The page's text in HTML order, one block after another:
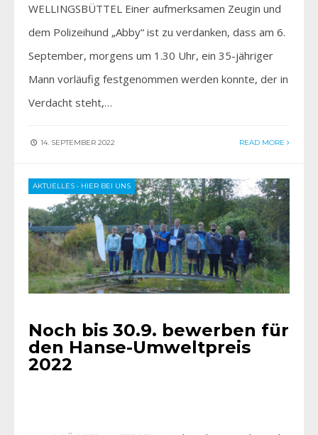
WELLINGSBÜTTEL Einer aufmerksamen Zeugin und
dem Polizeihund „Abby“ ist zu verdanken, dass am 6.
September, morgens um 1.30 Uhr, ein 35-jähriger
Mann vorläufig festgenommen werden konnte, der in
Verdacht steht,…
14. SEPTEMBER 2022 READ MORE
AKTUELLES • HIER BEI UNS
Noch bis 30.9. bewerben für
den Hanse-Umweltpreis
2022